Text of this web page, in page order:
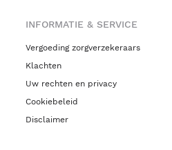
INFORMATIE & SERVICE
Vergoeding zorgverzekeraars
Klachten
Uw rechten en privacy
Cookiebeleid
Disclaimer